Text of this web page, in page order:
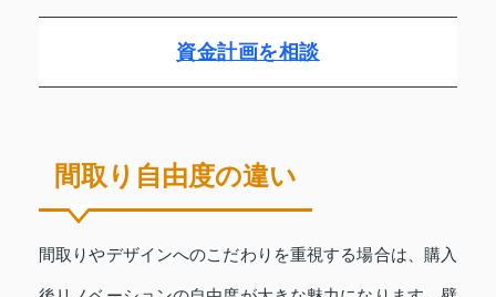
資金計画を相談
間取り自由度の違い
間取りやデザインへのこだわりを重視する場合は、購入